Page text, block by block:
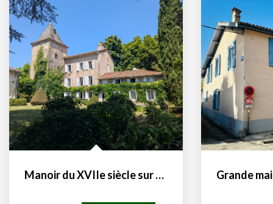
Manoir du XVIIe siècle sur 14500 m² de terrain